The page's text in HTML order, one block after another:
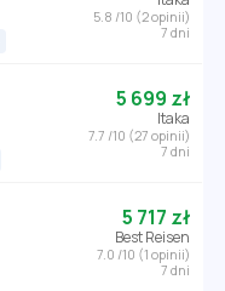
5.8 /10 (2 opinii)
7 dni
5 699 zł
Itaka
7.7 /10 (27 opinii)
7 dni
5 717 zł
Best Reisen
7.0 /10 (1 opinii)
7 dni